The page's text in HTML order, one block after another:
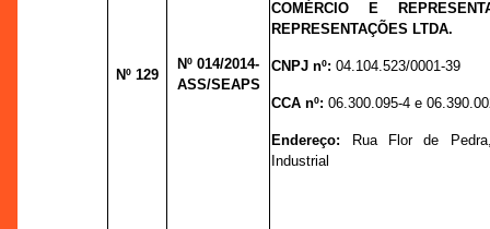
Nº 129
Nº 014/2014-
ASS/SEAPS
COMÉRCIO E
REPRESENTAÇÕES LTDA.
CNPJ nº:04.104.523/0001-39
CCA nº:06.300.095-4 e
Endereço:
Rua Flor de
Industrial